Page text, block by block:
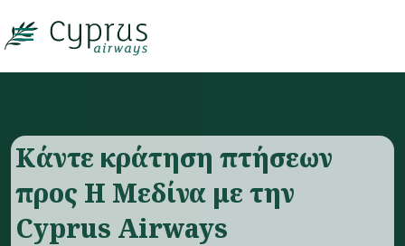

Κάντε κράτηση πτήσεων
προς Η Μεδίνα με την
Cyprus Airways